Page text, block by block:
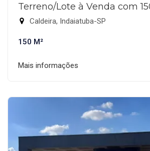
Terreno/Lote à Venda com
Caldeira, Indaiatuba-SP
150 M²
Mais informações